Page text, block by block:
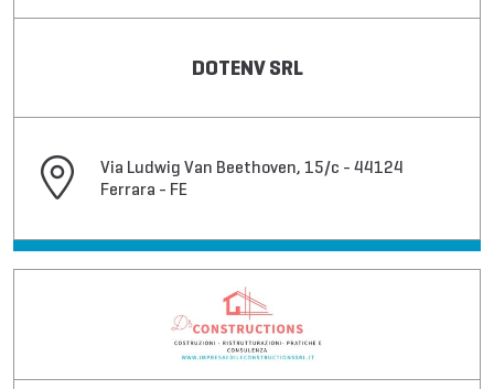
DOTENV SRL
Via Ludwig Van Beethoven, 15/c - 44124
Ferrara - FE